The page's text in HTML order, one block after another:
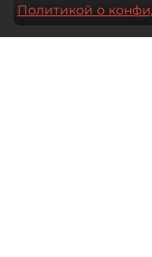
Политикой о